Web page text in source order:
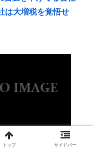
は大増税を覚悟せ
田舎ナンバーwww
噛む〟「ひろし
れた3000円の肉
肉では安いのはど
肉」
反戦界隈終わってて
自トマホークへの例の
トップ サイドバー